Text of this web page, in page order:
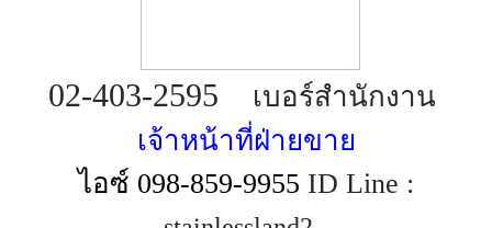
02-403-2595
เบอร์สำนักงาน
เจ้าหน้าที่ฝ่ายขาย
ไอซ์ 098-859-9955 ID Line :